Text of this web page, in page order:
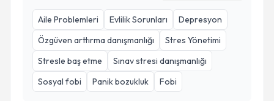
Aile Problemleri Evlilik Sorunları
Depresyon
Özgüven arttırma danışmanlığı
Stres Yönetimi
Stresle baş etme
Sınav stresi danışmanlığı
Sosyal fobi
Panik bozukluk Fobi